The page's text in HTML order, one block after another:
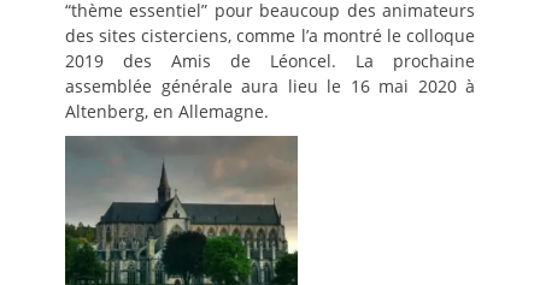
“thème essentiel” pour beaucoup des animateurs
des sites cisterciens, comme l’a montré le colloque
2019 des Amis de Léoncel. La prochaine
assemblée générale aura lieu le 16 mai 2020 à
Altenberg, en Allemagne.